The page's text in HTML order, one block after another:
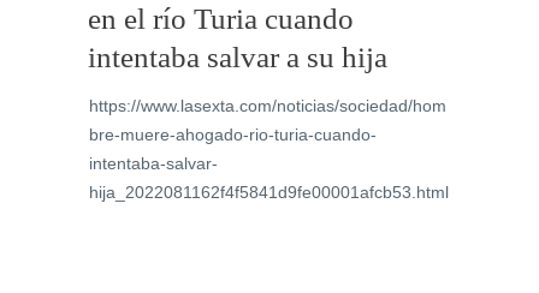
en el río Turia cuando
intentaba salvar a su hija
https://www.lasexta.com/noticias/sociedad/hom
bre-muere-ahogado-rio-turia-cuando-
intentaba-salvar-
hija_2022081162f4f5841d9fe00001afcb53.html